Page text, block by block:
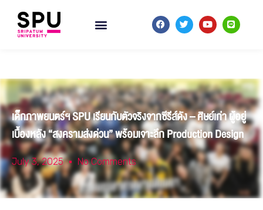
เด็กภาพยนตร์ฯ SPU เรียนกับตัวจริงจากซีรีส์ดัง – ศิษย์เก่า ผู้อยู่
เบื้องหลัง “สงครามส่งด่วน” พร้อมเจาะลึก Production Design
July 3, 2025 No Comments